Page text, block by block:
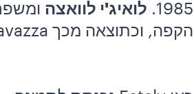
1985.
לואיג'י לוואצה
הקפה, וכתוצאה מכך Lavazza היא כיום הסמל של האספרסו האיטלקי ברחבי העולם.